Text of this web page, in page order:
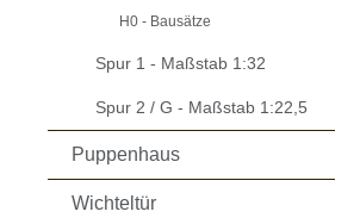
H0 - Bausätze
Spur 1 - Maßstab 1:32
Spur 2 / G - Maßstab 1:22,5
Puppenhaus
Wichteltür